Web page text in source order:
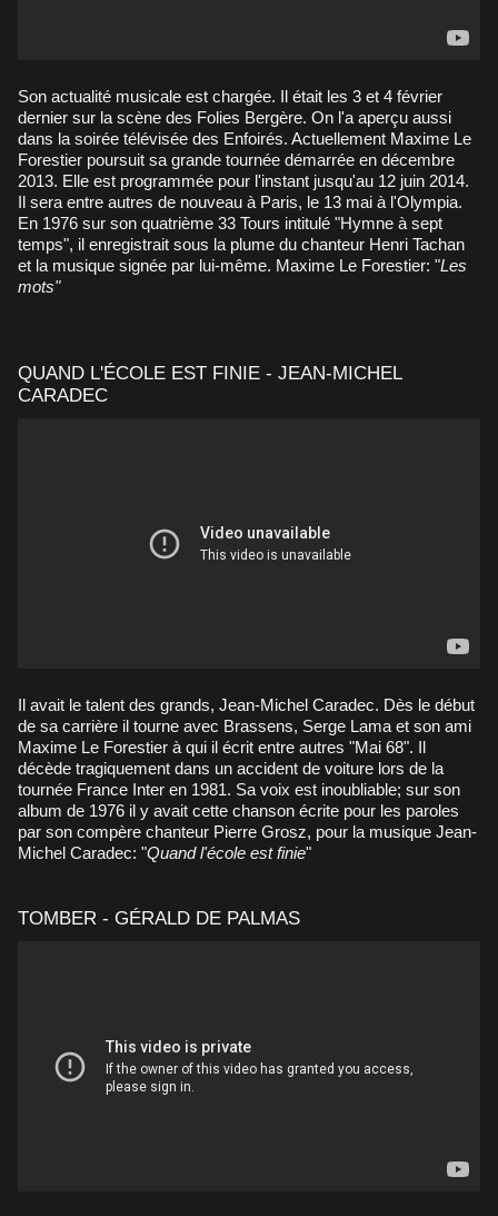
Son actualité musicale est chargée. Il était les 3 et 4 février
dernier sur la scène des Folies Bergère. On l'a aperçu aussi
dans la soirée télévisée des Enfoirés. Actuellement Maxime Le
Forestier poursuit sa grande tournée démarrée en décembre
2013. Elle est programmée pour l'instant jusqu'au 12 juin 2014.
Il sera entre autres de nouveau à Paris, le 13 mai à l'Olympia.
En 1976 sur son quatrième 33 Tours intitulé "Hymne à sept
temps", il enregistrait sous la plume du chanteur Henri Tachan
et la musique signée par lui-même. Maxime Le Forestier: "Les
mots"
QUAND L'ÉCOLE EST FINIE - JEAN-MICHEL
CARADEC
Il avait le talent des grands, Jean-Michel Caradec. Dès le début
de sa carrière il tourne avec Brassens, Serge Lama et son ami
Maxime Le Forestier à qui il écrit entre autres "Mai 68". Il
décède tragiquement dans un accident de voiture lors de la
tournée France Inter en 1981. Sa voix est inoubliable; sur son
album de 1976 il y avait cette chanson écrite pour les paroles
par son compère chanteur Pierre Grosz, pour la musique Jean-
Michel Caradec: "Quand l'école est finie"
TOMBER - GÉRALD DE PALMAS